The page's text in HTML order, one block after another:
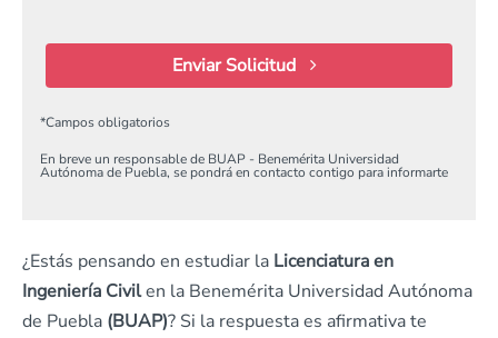
Enviar Solicitud
*Campos obligatorios
En breve un responsable de BUAP - Benemérita Universidad
Autónoma de Puebla, se pondrá en contacto contigo para informarte
¿Estás pensando en estudiar la Licenciatura en
Ingeniería Civilen la Benemérita Universidad Autónoma
de Puebla (BUAP)? Si la respuesta es afirmativa te